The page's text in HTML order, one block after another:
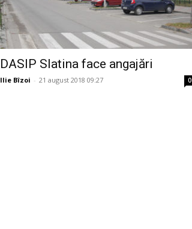
DASIP Slatina face angajări
Ilie Bîzoi - 21 august 2018 09:27 0